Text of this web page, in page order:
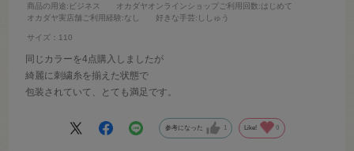
商品の用途:ビジネス オカダヤオンラインショップご利用回数:はじめて
オカダヤ実店舗ご利用経験:なし 好きな手芸:ししゅう
サイズ：110
同じカラーを4点購入しましたが
綺麗に刺繍糸を揃えた状態で
包装されていて、とても満足です。
参考になった 1 Like! 0